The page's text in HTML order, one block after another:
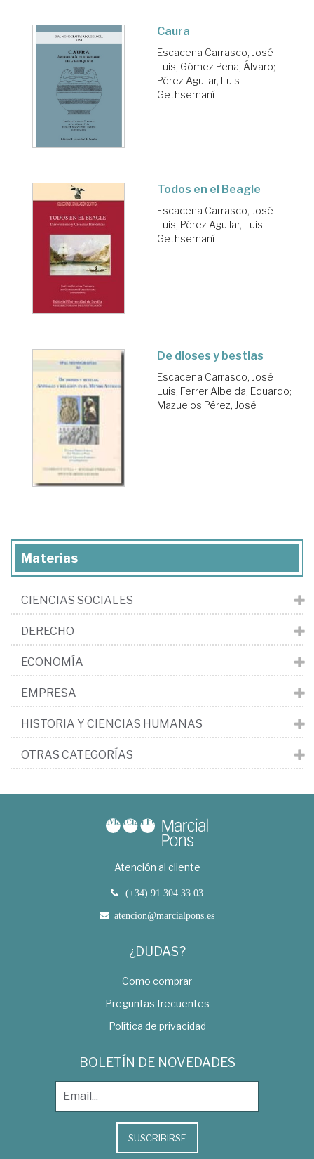
Caura
Escacena Carrasco, José
Luis; Gómez Peña, Álvaro;
Pérez Aguilar, Luis
Gethsemaní
Todos en el Beagle
Escacena Carrasco, José
Luis; Pérez Aguilar, Luis
Gethsemaní
De dioses y bestias
Escacena Carrasco, José
Luis; Ferrer Albelda, Eduardo;
Mazuelos Pérez, José
Materias
CIENCIAS SOCIALES
DERECHO
ECONOMÍA
EMPRESA
HISTORIA Y CIENCIAS HUMANAS
OTRAS CATEGORÍAS
Atención al cliente
(+34) 91 304 33 03
atencion@marcialpons.es
¿DUDAS?
Como comprar
Preguntas frecuentes
Política de privacidad
BOLETÍN DE NOVEDADES
SUSCRIBIRSE